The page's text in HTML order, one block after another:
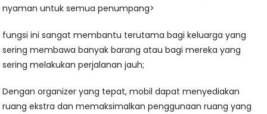
nyaman untuk semua penumpang>
fungsi ini sangat membantu terutama bagi keluarga yang
sering membawa banyak barang atau bagi mereka yang
sering melakukan perjalanan jauh;
Dengan organizer yang tepat, mobil dapat menyediakan
ruang ekstra dan memaksimalkan penggunaan ruang yang